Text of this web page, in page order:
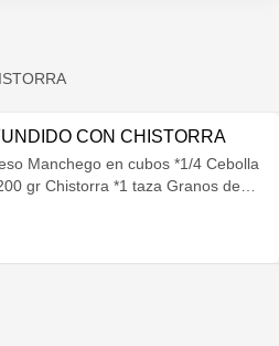
CON CHISTORRA
en cubos *1/4 Cebolla
*1 taza Granos de
en trozos